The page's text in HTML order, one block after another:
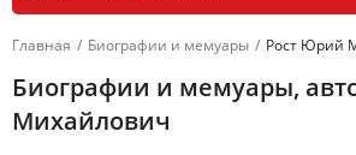
Главная / Биографии и мемуары / Рост Юрий
Биографии и мемуары,
Михайлович